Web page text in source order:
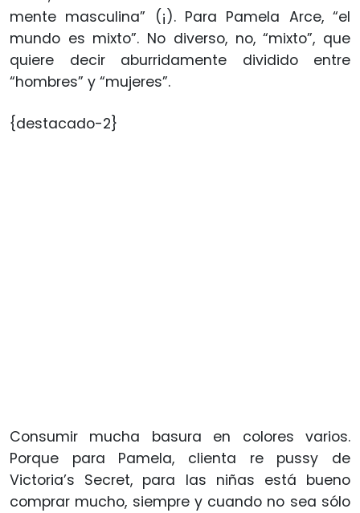
mente masculina” (¡). Para Pamela Arce, “el
mundo es mixto”. No diverso, no, “mixto”, que
quiere decir aburridamente dividido entre
“hombres” y “mujeres”.
{destacado-2}
Consumir mucha basura en colores varios.
Porque para Pamela, clienta re pussy de
Victoria’s Secret, para las niñas está bueno
comprar mucho, siempre y cuando no sea sólo